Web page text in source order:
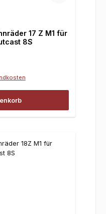
17 Z M1 für
8S